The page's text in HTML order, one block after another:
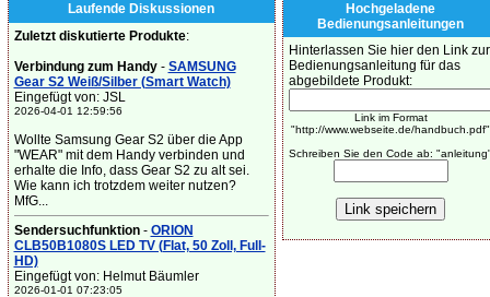
Laufende Diskussionen
Zuletzt diskutierte Produkte:
Verbindung zum Handy- SAMSUNG
Gear S2 Weiß/Silber (Smart Watch)
Eingefügt von: JSL
2026-04-01 12:59:56
Wollte Samsung Gear S2 über die App
"WEAR" mit dem Handy verbinden und
erhalte die Info, dass Gear S2 zu alt sei.
Wie kann ich trotzdem weiter nutzen?
MfG...
Sendersuchfunktion- ORION
CLB50B1080S LED TV (Flat, 50 Zoll, Full-
HD)
Eingefügt von: Helmut Bäumler
2026-01-01 07:23:05
Hochgeladene
Bedienungsanleitungen
Hinterlassen Sie hier den Link zur
Bedienungsanleitung für das
abgebildete Produkt:
Link im Format
"http://www.webseite.de/handbuch.pdf"
Schreiben Sie den Code ab: